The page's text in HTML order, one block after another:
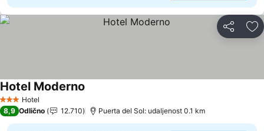
Deli
3 Zvezdice
Hotel
Hotel Moderno
8,9 Odlično 12.710 Puerta del Sol: udaljenost 0.1 km